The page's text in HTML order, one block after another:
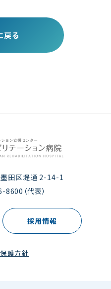
戻る
田区堤通 2-14-1
8600 （代表）
採用情報
護方針